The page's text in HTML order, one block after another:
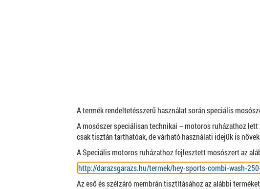
A termék rendeltetésszerű használat során speciális
A mosószer speciálisan technikai – motoros ruházathoz
csak tisztán tarthatóak, de várható használati idejük is
A Speciális motoros ruházathoz fejlesztett mosószert az
http://darazsgarazs.hu/termek/hey-sports-combi-wash-
Az eső és szélzáró membrán tisztításához az alábbi